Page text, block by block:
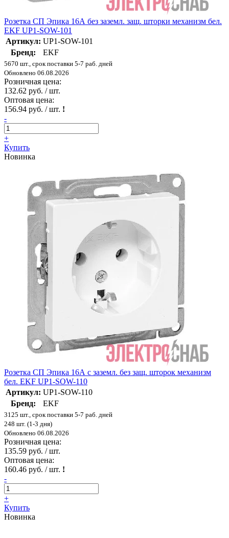
Розетка СП Эпика 16А без заземл. защ. шторки механизм бел.
EKF UP1-SOW-101
Артикул: UP1-SOW-101
Бренд:
EKF
5670 шт., срок поставки 5-7 раб. дней
Обновлено 06.08.2026
Розничная цена:
132.62 руб. / шт.
Оптовая цена:
156.94 руб. / шт. !
-
+
Купить
Новинка
Розетка СП Эпика 16А с заземл. без защ. шторок механизм
бел. EKF UP1-SOW-110
Артикул: UP1-SOW-110
Бренд:
EKF
3125 шт., срок поставки 5-7 раб. дней
248 шт. (1-3 дня)
Обновлено 06.08.2026
Розничная цена:
135.59 руб. / шт.
Оптовая цена:
160.46 руб. / шт. !
-
+
Купить
Новинка